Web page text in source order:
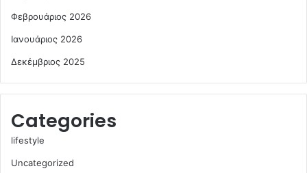
Φεβρουάριος 2026
Ιανουάριος 2026
Δεκέμβριος 2025
Categories
lifestyle
Uncategorized